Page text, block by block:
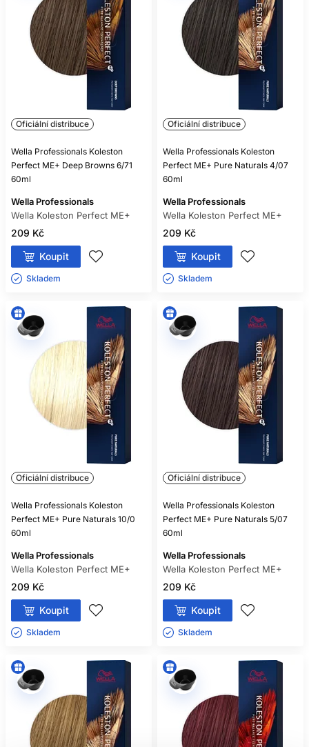
Oficiální distribuce
Wella Professionals Koleston
Perfect ME+ Deep Browns 6/71
60ml
Wella Professionals
Wella Koleston Perfect ME+
209 Kč
Koupit
Skladem ㅤ
Oficiální distribuce
Wella Professionals Koleston
Perfect ME+ Pure Naturals 4/07
60ml
Wella Professionals
Wella Koleston Perfect ME+
209 Kč
Koupit
Skladem ㅤ
Oficiální distribuce
Wella Professionals Koleston
Perfect ME+ Pure Naturals 10/0
60ml
Wella Professionals
Wella Koleston Perfect ME+
209 Kč
Koupit
Skladem ㅤ
Oficiální distribuce
Wella Professionals Koleston
Perfect ME+ Pure Naturals 5/07
60ml
Wella Professionals
Wella Koleston Perfect ME+
209 Kč
Koupit
Skladem ㅤ